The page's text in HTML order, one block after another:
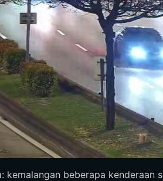
kemalangan beberapa kenderaan